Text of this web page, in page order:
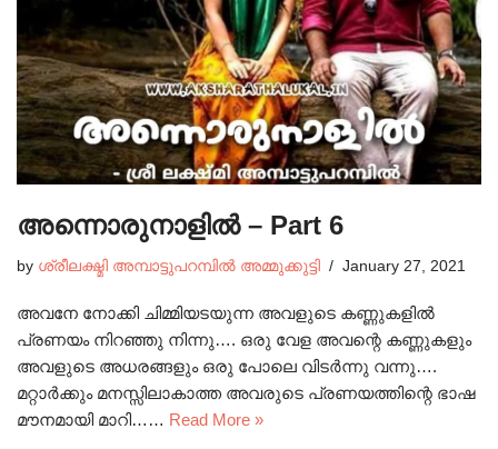
അന്നൊരുനാളിൽ – Part 6
by ശ്രീലക്ഷ്മി അമ്പാട്ടുപറമ്പിൽ അമ്മുക്കുട്ടി January 27, 2021
അവനേ നോക്കി ചിമ്മിയടയുന്ന അവളുടെ കണ്ണുകളിൽ
പ്രണയം നിറഞ്ഞു നിന്നു…. ഒരു വേള അവന്റെ കണ്ണുകളും
അവളുടെ അധരങ്ങളും ഒരു പോലെ വിടർന്നു വന്നു….
മറ്റാർക്കും മനസ്സിലാകാത്ത അവരുടെ പ്രണയത്തിന്റെ ഭാഷ
മൗനമായി മാറി…… Read More »